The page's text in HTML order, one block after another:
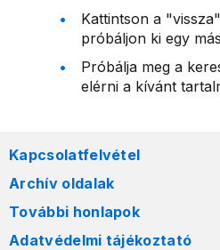
Kattintson a
próbáljon ki egy
Próbálja meg a
elérni a kívánt
Kapcsolatfelvétel
Archív oldalak
További honlapok
Adatvédelmi tájékoztató